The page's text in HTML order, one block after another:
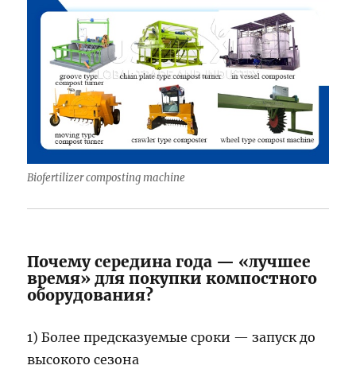
Biofertilizer composting machine
Почему середина года — «лучшее
время» для покупки компостного
оборудования?
1) Более предсказуемые сроки — запуск до
высокого сезона